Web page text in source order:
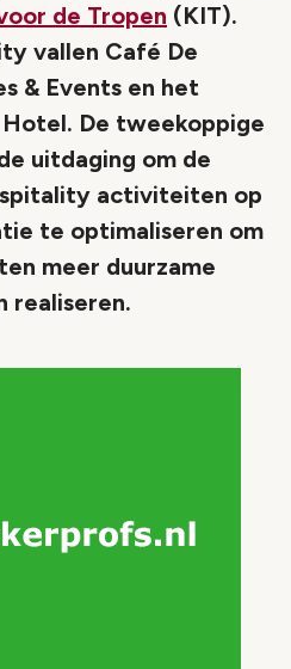
de Tropen (KIT).
vallen Café De
& Events en het
De tweekoppige
uitdaging om de
activiteiten op
te optimaliseren om
meer duurzame
realiseren.